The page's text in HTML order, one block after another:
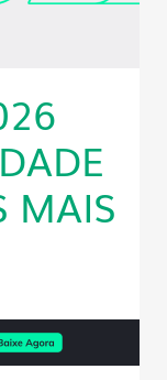
MAIS